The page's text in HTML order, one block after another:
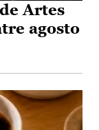
Artes
agosto